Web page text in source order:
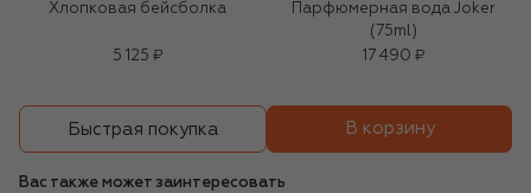
Хлопковая бейсболка
5 125 ₽
Парфюмерная вода Joker
(75ml)
17 490 ₽
Быстрая покупка В корзину
Вас также может заинтересовать